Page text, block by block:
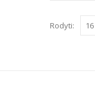
Rodyti: